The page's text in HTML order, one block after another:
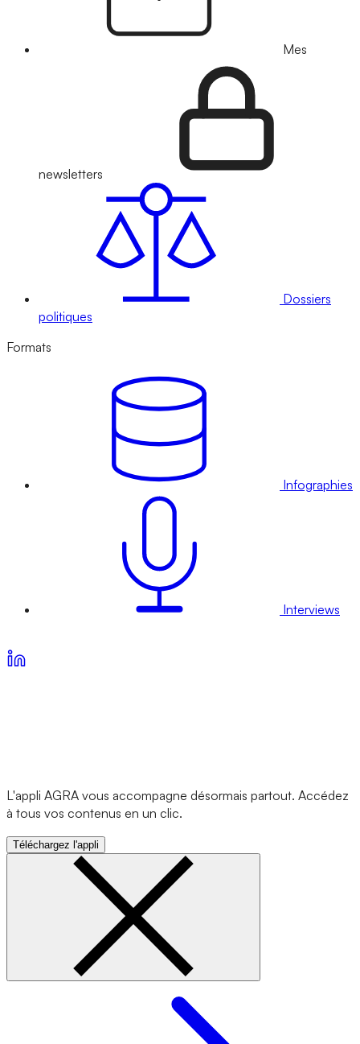
Mes
newsletters
Dossiers
politiques
Formats
Infographies
Interviews
L'appli AGRA vous accompagne désormais partout. Accédez
à tous vos contenus en un clic.
Téléchargez l'appli